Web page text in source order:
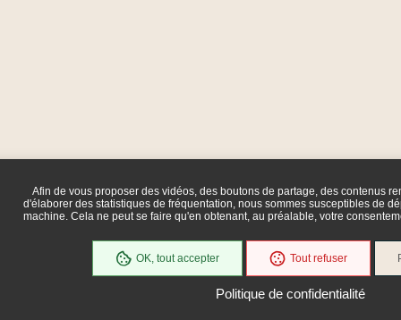
Afin de vous proposer des vidéos, des boutons de partage, des contenus
d'élaborer des statistiques de fréquentation, nous sommes susceptibles de
machine. Cela ne peut se faire qu'en obtenant, au préalable, votre
OK, tout accepter Tout refuser
Politique de confidentialité